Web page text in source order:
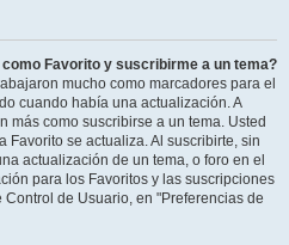
Favorito y suscribirme a un tema?
mucho como marcadores para el
cuando había una actualización. A
más como suscribirse a un tema. Usted
Favorito se actualiza. Al suscribirte, sin
actualización de un tema, o foro en el
para los Favoritos y las suscripciones
de Usuario, en "Preferencias de